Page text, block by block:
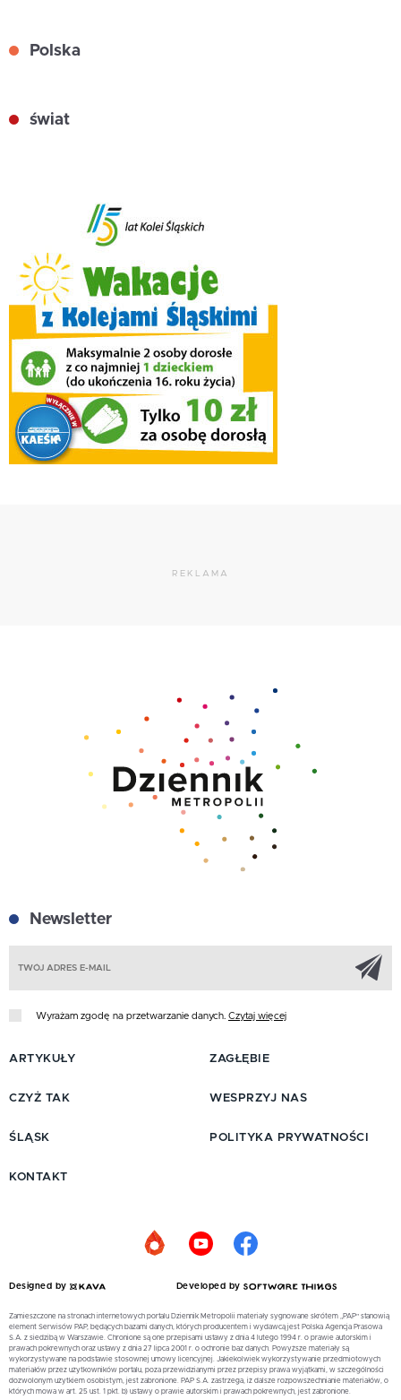
Polska
świat
REKLAMA
Newsletter
Wyrażam zgodę na przetwarzanie danych. Czytaj więcej
ARTYKUŁY
CZYŻ TAK
ŚLĄSK
ZAGŁĘBIE
WESPRZYJ NAS
POLITYKA PRYWATNOŚCI
KONTAKT
Designed by Developed by
Zamieszczone na stronach internetowych portalu Dziennik Metropolii materiały sygnowane skrótem „PAP” stanowią
element Serwisów PAP, będących bazami danych, których producentem i wydawcą jest Polska Agencja Prasowa
S.A. z siedzibą w Warszawie. Chronione są one przepisami ustawy z dnia 4 lutego 1994 r. o prawie autorskim i
prawach pokrewnych oraz ustawy z dnia 27 lipca 2001 r. o ochronie baz danych. Powyższe materiały są
wykorzystywane na podstawie stosownej umowy licencyjnej. Jakiekolwiek wykorzystywanie przedmiotowych
materiałów przez użytkowników portalu, poza przewidzianymi przez przepisy prawa wyjątkami, w szczególności
dozwolonym użytkiem osobistym, jest zabronione. PAP S.A. zastrzega, iż dalsze rozpowszechnianie materiałów, o
których mowa w art. 25 ust. 1 pkt. b) ustawy o prawie autorskim i prawach pokrewnych, jest zabronione.